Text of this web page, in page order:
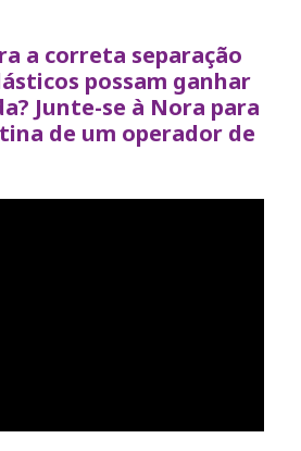
a correta separação
possam ganhar
Junte-se à Nora para
de um operador de